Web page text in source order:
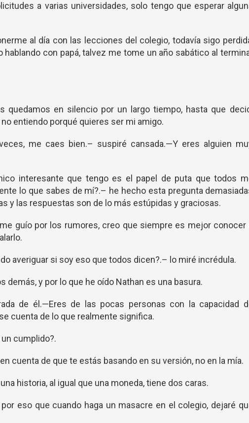
a varias universidades, solo tengo que esperar
al día con las lecciones del colegio, todavía sigo
hablando con papá, talvez me tome un año sabático al
quedamos en silencio por un largo tiempo, hasta que
entiendo porqué quieres ser mi amigo.
me caes bien.– suspiré cansada.—Y eres alguien
interesante que tengo es el papel de puta que todos
lo que sabes de mí?.– he hecho esta pregunta
y las respuestas son de lo más estúpidas y graciosas.
guío por los rumores, creo que siempre es mejor conocer
averiguar si soy eso que todos dicen?.– lo miré incrédula.
demás, y por lo que he oído Nathan es una basura.
de él.—Eres de las pocas personas con la capacidad
cuenta de lo que realmente significa.
cumplido?.
cuenta de que te estás basando en su versión, no en la mía.
historia, al igual que una moneda, tiene dos caras.
eso que cuando haga un masacre en el colegio, dejaré